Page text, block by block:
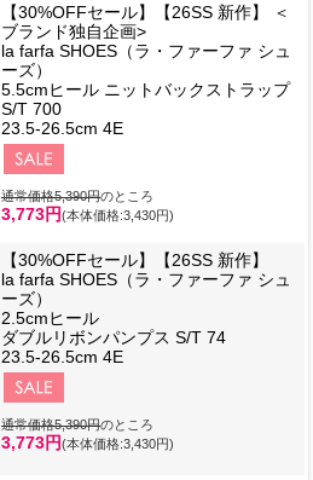
【30%OFFセール】【26SS 新作】 ＜
ブランド独自企画>
la farfa SHOES（ラ・ファーファ シュ
ーズ）
5.5cmヒール ニットバックストラップ
S/T 700
23.5-26.5cm 4E
通常価格5,390円のところ
3,773円(本体価格:3,430円)
【30%OFFセール】【26SS 新作】
la farfa SHOES（ラ・ファーファ シュ
ーズ）
2.5cmヒール
ダブルリボンパンプス S/T 74
23.5-26.5cm 4E
通常価格5,390円のところ
3,773円(本体価格:3,430円)